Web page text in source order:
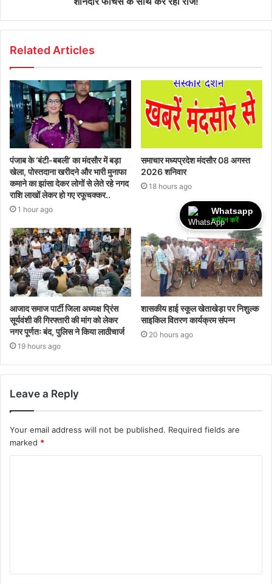
Related Articles
पंजाब के ‘बंटी-बबली’ का मंदसौर में बड़ा
खेला, पोस्तदाना खरीदने और भारी मुनाफा
कमाने का झांसा देकर लोगों से लेते रहे नगद
राशि लाखों लेकर हो गए रफूचक्कर..
1 hour ago
समाचार मध्यप्रदेश मंदसौर 08 अगस्त
2026 शनिवार
18 hours ago
आजाद समाज पार्टी जिला अध्यक्ष प्रिंस
सूर्यवंशी की गिरफ्तारी की मांग को लेकर
नगर पूर्णतः बंद, पुलिस ने किया लाठीचार्ज
19 hours ago
शासकीय हाई स्कूल खेताखेड़ा पर निशुल्क
साइकिल वितरण कार्यक्रम संपन्न
20 hours ago
Leave a Reply
Your email address will not be published. Required fields are
marked *
Whatsapp
ज्वॉइन करें